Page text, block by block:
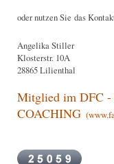
oder nutzen Sie das
Angelika Stiller
Klosterstr. 10A
28865 Lilienthal
Mitglied im DFC
COACHING